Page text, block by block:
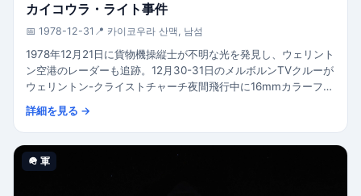
カイコウラ・ライト事件
📅 1978-12-31 📍 카이코우라 산맥, 남섬
1978年12月21日に貨物機操縦士が不明な光を発見し、ウェリント
ン空港のレーダーも追跡。12月30-31日のメルボルンTVクルーが
ウェリントン-クライストチャーチ夜間飛行中に16mmカラーフィ
ルムで「巨大な白い光に赤みを帯びた」物体を約15分間撮影し、
国際的に放送された。
詳細を見る →
🪖 軍